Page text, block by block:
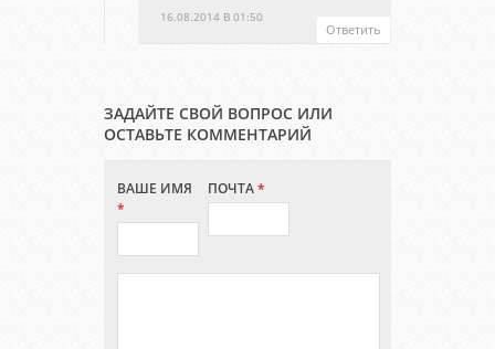
16.08.2014 В 01:50
Ответить
ЗАДАЙТЕ СВОЙ ВОПРОС ИЛИ
ОСТАВЬТЕ КОММЕНТАРИЙ
ВАШЕ ИМЯ
*
ПОЧТА*